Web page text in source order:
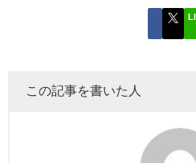
この記事を書いた人